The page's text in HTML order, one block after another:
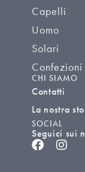
Capelli
Uomo
Solari
CHI SIAMO
Contatti
La nostra
SOCIAL
Seguici sui